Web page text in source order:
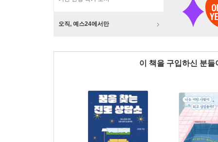
오직, 예스24에서만
이 책을 구입하신 분